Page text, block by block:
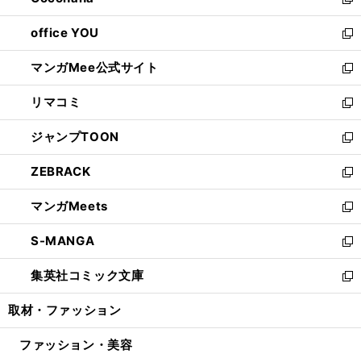
開
く
ウ
で
開
く
ウ
ィ
ン
ド
ウ
で
開
く
し
い
ウ
ィ
ン
ド
ウ
で
開
く
office YOU
新
し
い
ウ
ィ
ン
ド
ウ
で
開
く
マンガMee公式サイト
新
し
い
ウ
ィ
ン
ド
ウ
で
開
く
リマコミ
新
し
い
ウ
ィ
ン
ド
ウ
で
開
く
ジャンプTOON
新
し
い
ウ
ィ
ン
ド
ウ
で
開
ZEBRACK
新
し
い
ウ
ィ
ン
ド
ウ
開
マンガMeets
新
し
い
ウ
ィ
ン
ウ
S-MANGA
新
し
い
ウ
ン
集英社コミック文庫
新
し
ウ
取材・ファッション
ファッション・美容